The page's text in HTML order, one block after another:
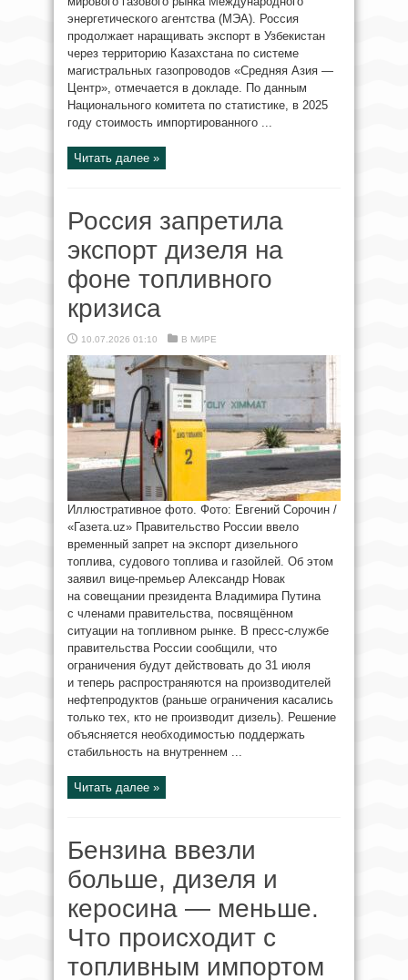
энергетического агентства (МЭА). Россия
продолжает наращивать экспорт в Узбекистан
через территорию Казахстана по системе
магистральных газопроводов «Средняя Азия —
Центр», отмечается в докладе. По данным
Национального комитета по статистике, в 2025
году стоимость импортированного ...
Читать далее »
Россия запретила
экспорт дизеля на
фоне топливного
кризиса
10.07.2026 01:10 В МИРЕ
Иллюстративное фото. Фото: Евгений Сорочин /
«Газета.uz» Правительство России ввело
временный запрет на экспорт дизельного
топлива, судового топлива и газойлей. Об этом
заявил вице-премьер Александр Новак
на совещании президента Владимира Путина
с членами правительства, посвящённом
ситуации на топливном рынке. В пресс-службе
правительства России сообщили, что
ограничения будут действовать до 31 июля
и теперь распространяются на производителей
нефтепродуктов (раньше ограничения касались
только тех, кто не производит дизель). Решение
объясняется необходимостью поддержать
стабильность на внутреннем ...
Читать далее »
Бензина ввезли
больше, дизеля и
керосина — меньше.
Что происходит с
топливным импортом